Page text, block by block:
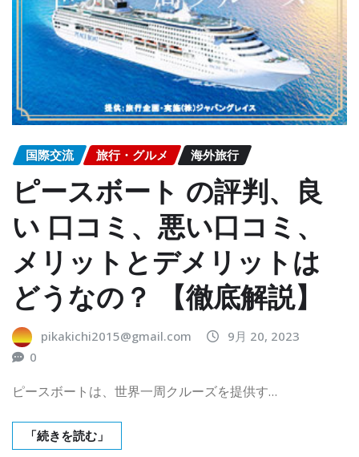
国際交流 旅行・グルメ 海外旅行
ピースボート の評判、良
い 口コミ、悪い口コミ、
メリットとデメリットは
どうなの？ 【徹底解説】
pikakichi2015@gmail.com
9月 20, 2023
0
ピースボートは、世界一周クルーズを提供す…
「続きを読む」